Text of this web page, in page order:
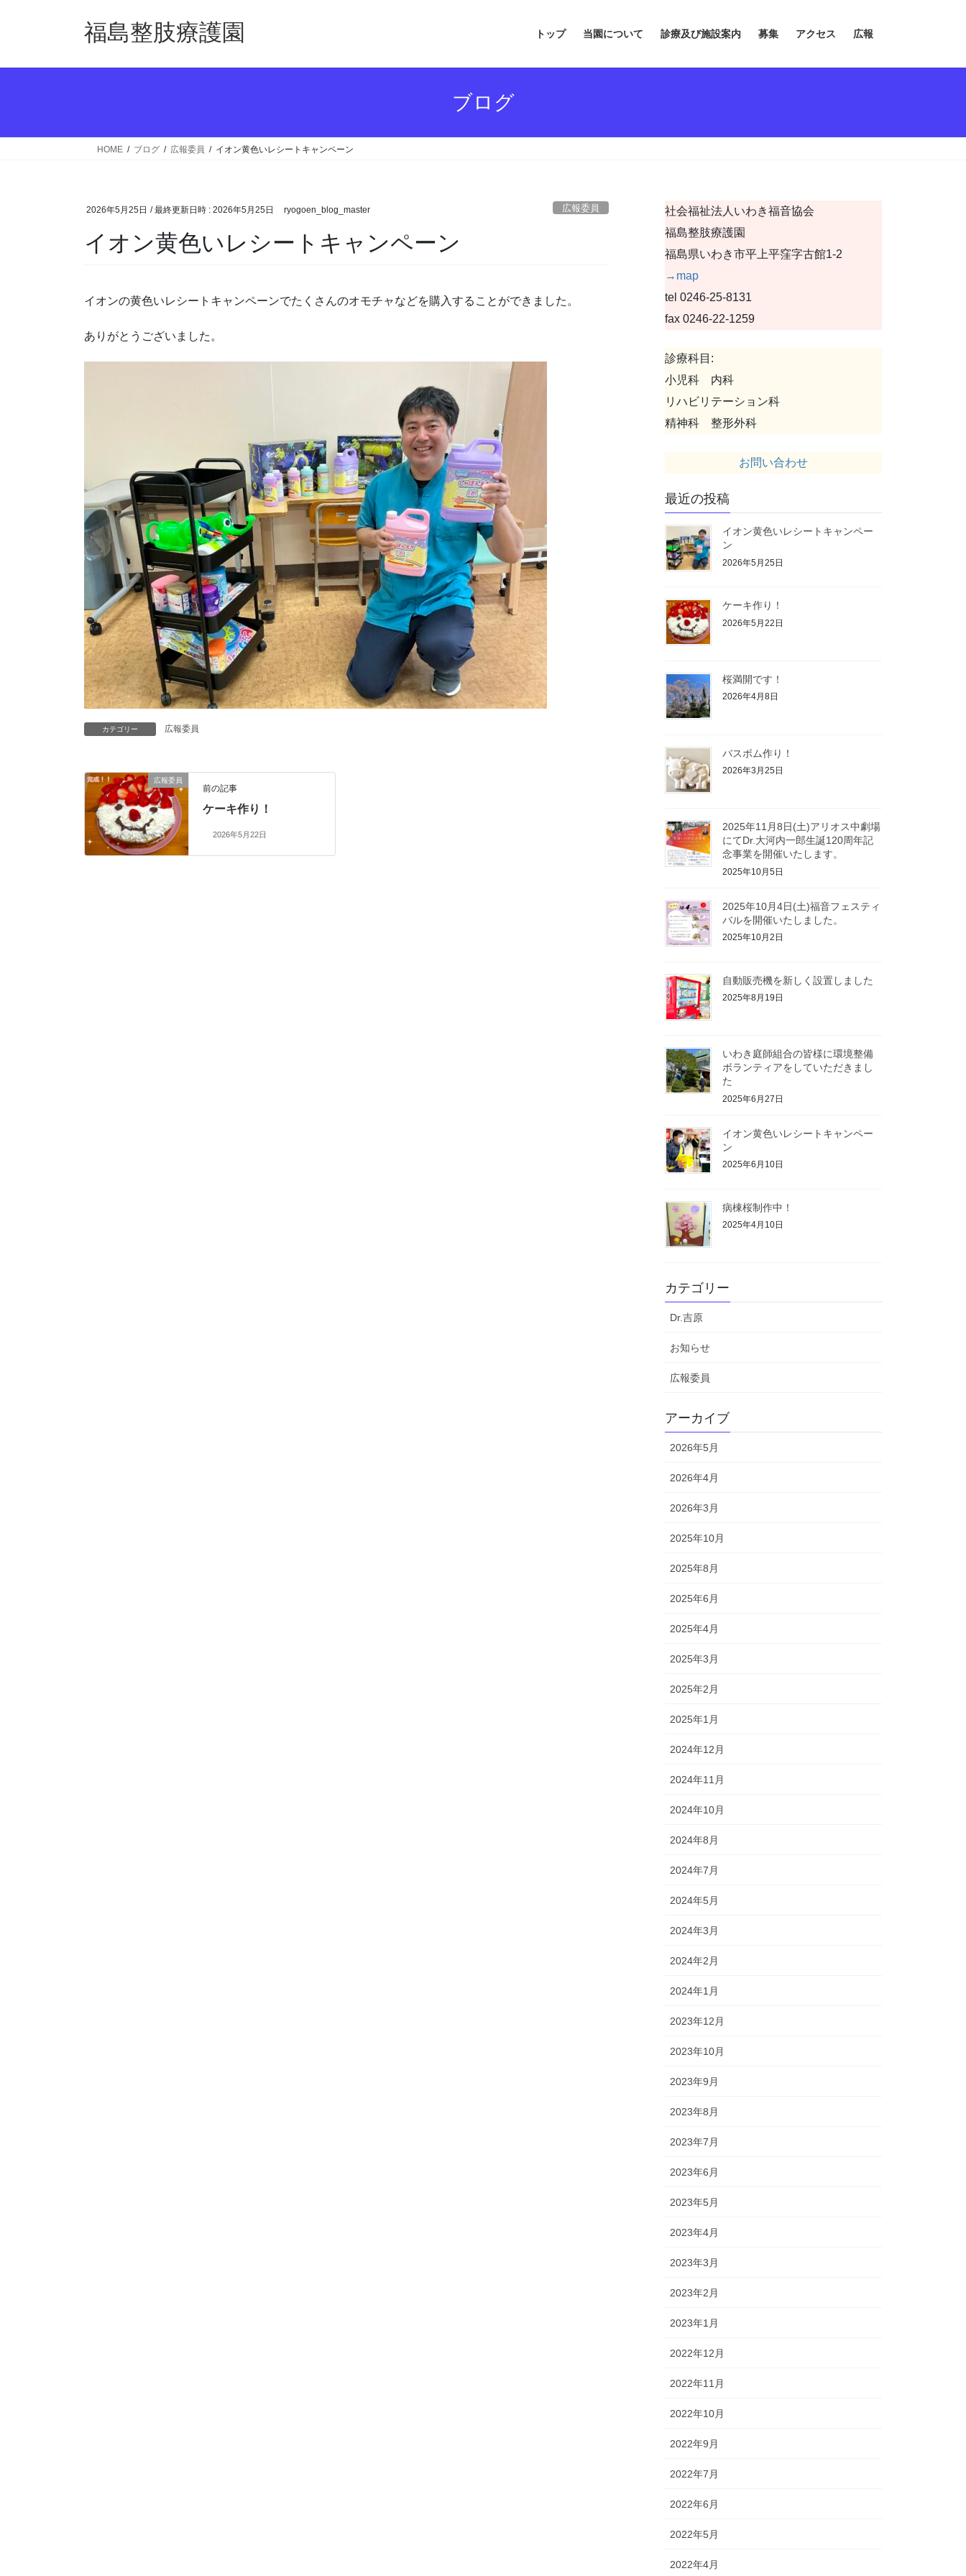
福島整肢療護園 トップ 当園について 診療及び施設案内 募集 アクセス 広報
ブログ
HOME ブログ 広報委員 イオン黄色いレシートキャンペーン
2026年5月25日 / 最終更新日時 : 2026年5月25日 ryogoen_blog_master 広報委員
イオン黄色いレシートキャンペーン
イオンの黄色いレシートキャンペーンでたくさんのオモチャなどを購入することができました。
ありがとうございました。
カテゴリー 広報委員
広報委員
前の記事
ケーキ作り！
2026年5月22日
社会福祉法人いわき福音協会
福島整肢療護園
福島県いわき市平上平窪字古館1-2
→map
tel 0246-25-8131
fax 0246-22-1259
診療科目:
小児科 内科
リハビリテーション科
精神科 整形外科
お問い合わせ
最近の投稿
イオン黄色いレシートキャンペー
ン
2026年5月25日
ケーキ作り！
2026年5月22日
桜満開です！
2026年4月8日
バスボム作り！
2026年3月25日
2025年11月8日(土)アリオス中劇場
にてDr.大河内一郎生誕120周年記
念事業を開催いたします。
2025年10月5日
2025年10月4日(土)福音フェスティ
バルを開催いたしました。
2025年10月2日
自動販売機を新しく設置しました
2025年8月19日
いわき庭師組合の皆様に環境整備
ボランティアをしていただきまし
た
2025年6月27日
イオン黄色いレシートキャンペー
ン
2025年6月10日
病棟桜制作中！
2025年4月10日
カテゴリー
Dr.吉原
お知らせ
広報委員
アーカイブ
2026年5月
2026年4月
2026年3月
2025年10月
2025年8月
2025年6月
2025年4月
2025年3月
2025年2月
2025年1月
2024年12月
2024年11月
2024年10月
2024年8月
2024年7月
2024年5月
2024年3月
2024年2月
2024年1月
2023年12月
2023年10月
2023年9月
2023年8月
2023年7月
2023年6月
2023年5月
2023年4月
2023年3月
2023年2月
2023年1月
2022年12月
2022年11月
2022年10月
2022年9月
2022年7月
2022年6月
2022年5月
2022年4月